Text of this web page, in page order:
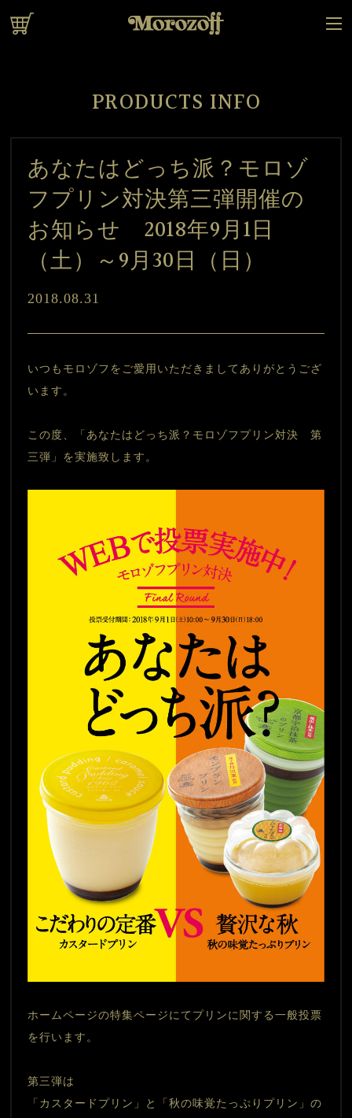
PRODUCTS INFO
あなたはどっち派？モロゾ
フプリン対決第三弾開催の
お知らせ 2018年9月1日
（土）～9月30日（日）
2018.08.31
いつもモロゾフをご愛用いただきましてありがとうござ
います。
この度、「あなたはどっち派？モロゾフプリン対決　第
三弾」を実施致します。
ホームページの特集ページにてプリンに関する一般投票
を行います。
第三弾は
「カスタードプリン」と「秋の味覚たっぷりプリン」の